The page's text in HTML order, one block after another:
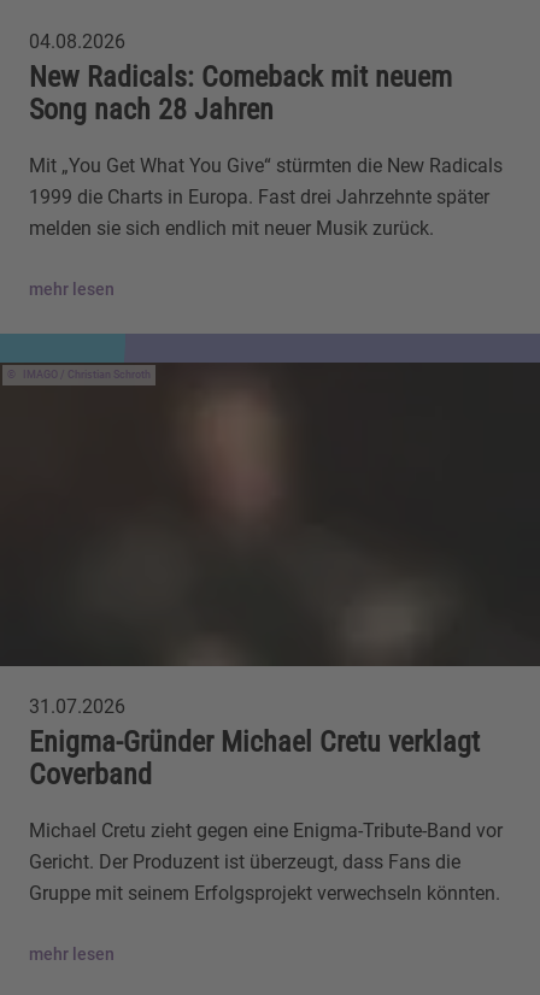
04.08.2026
New Radicals: Comeback mit neuem
Song nach 28 Jahren
Mit „You Get What You Give“ stürmten die New Radicals
1999 die Charts in Europa. Fast drei Jahrzehnte später
melden sie sich endlich mit neuer Musik zurück.
mehr lesen
IMAGO / Christian Schroth
31.07.2026
Enigma-Gründer Michael Cretu verklagt
Coverband
Michael Cretu zieht gegen eine Enigma-Tribute-Band vor
Gericht. Der Produzent ist überzeugt, dass Fans die
Gruppe mit seinem Erfolgsprojekt verwechseln könnten.
mehr lesen